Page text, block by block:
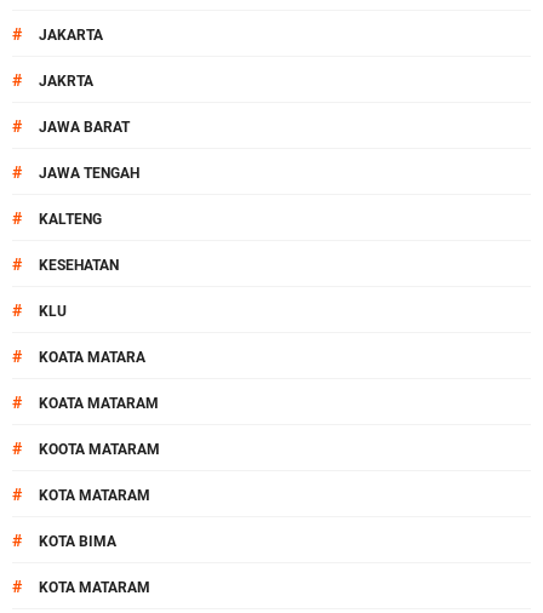
# JAKARTA
# JAKRTA
# JAWA BARAT
# JAWA TENGAH
# KALTENG
# KESEHATAN
# KLU
# KOATA MATARA
# KOATA MATARAM
# KOOTA MATARAM
# KOTA MATARAM
# KOTA BIMA
# KOTA MATARAM